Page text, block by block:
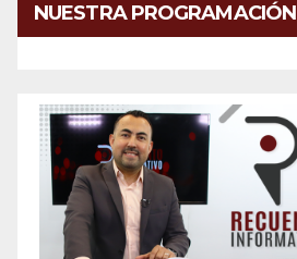
NUESTRA PROGRAMACIÓN